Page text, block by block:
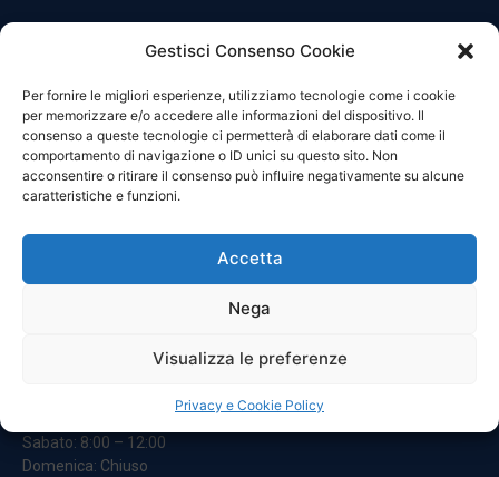
Gestisci Consenso Cookie
Per fornire le migliori esperienze, utilizziamo tecnologie come i cookie
per memorizzare e/o accedere alle informazioni del dispositivo. Il
consenso a queste tecnologie ci permetterà di elaborare dati come il
comportamento di navigazione o ID unici su questo sito. Non
acconsentire o ritirare il consenso può influire negativamente su alcune
caratteristiche e funzioni.
Accetta
Nega
Visualizza le preferenze
Privacy e Cookie Policy
Sede Legale:
Via Principe Di Udine 144
33030 Campoformido (Ud)
clienti@officinefvg.it
posta@officinefvgpec.It
Sabato: 8:00 – 12:00
Domenica: Chiuso